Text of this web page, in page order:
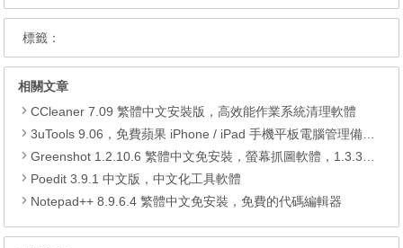
標籤：
相關文章
CCleaner 7.09 繁體中文安裝版，高效能作業系統清理軟體
3uTools 9.06，免費蘋果 iPhone / iPad 手機平板電腦管理備份還原軟體
Greenshot 1.2.10.6 繁體中文免安裝，螢幕抓圖軟體，1.3.315 安裝版
Poedit 3.9.1 中文版，中文化工具軟體
Notepad++ 8.9.6.4 繁體中文免安裝，免費的代碼編輯器